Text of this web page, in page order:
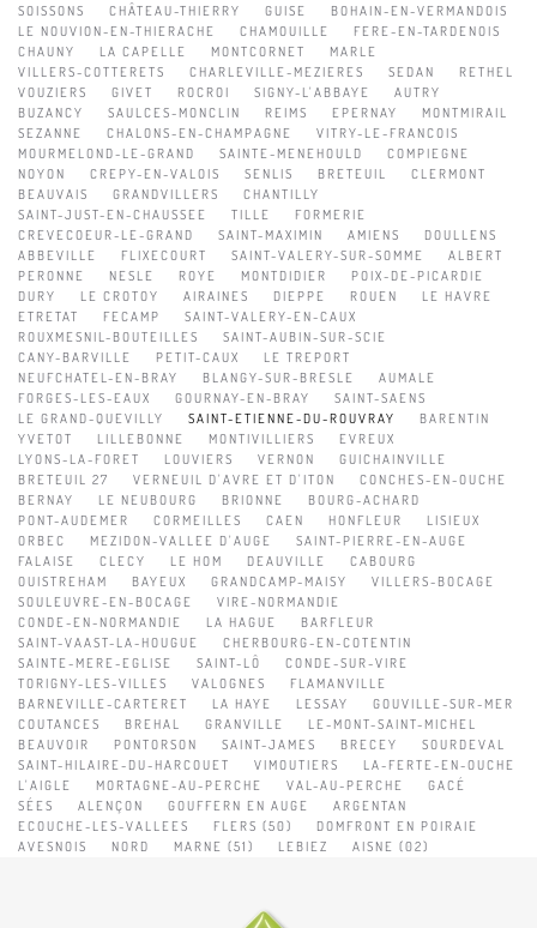
SOISSONS
CHÂTEAU-THIERRY GUISE
BOHAIN-EN-VERMANDOIS
LE NOUVION-EN-THIERACHE
CHAMOUILLE
FERE-EN-TARDENOIS
CHAUNY
LA CAPELLE MONTCORNET
MARLE
VILLERS-COTTERETS
CHARLEVILLE-MEZIERES SEDAN
RETHEL
VOUZIERS
GIVET ROCROI SIGNY-L'ABBAYE
AUTRY
BUZANCY
SAULCES-MONCLIN REIMS EPERNAY
MONTMIRAIL
SEZANNE
CHALONS-EN-CHAMPAGNE
VITRY-LE-FRANCOIS
MOURMELOND-LE-GRAND
SAINTE-MENEHOULD
COMPIEGNE
NOYON
CREPY-EN-VALOIS SENLIS BRETEUIL
CLERMONT
BEAUVAIS
GRANDVILLERS
CHANTILLY
SAINT-JUST-EN-CHAUSSEE
TILLE
FORMERIE
CREVECOEUR-LE-GRAND
SAINT-MAXIMIN AMIENS
DOULLENS
ABBEVILLE
FLIXECOURT SAINT-VALERY-SUR-SOMME
ALBERT
PERONNE
NESLE ROYE MONTDIDIER
POIX-DE-PICARDIE
DURY
LE CROTOY AIRAINES DIEPPE ROUEN
LE HAVRE
ETRETAT
FECAMP
SAINT-VALERY-EN-CAUX
ROUXMESNIL-BOUTEILLES
SAINT-AUBIN-SUR-SCIE
CANY-BARVILLE
PETIT-CAUX
LE TREPORT
NEUFCHATEL-EN-BRAY
BLANGY-SUR-BRESLE
AUMALE
FORGES-LES-EAUX
GOURNAY-EN-BRAY
SAINT-SAENS
LE GRAND-QUEVILLY
SAINT-ETIENNE-DU-ROUVRAY
BARENTIN
YVETOT
LILLEBONNE MONTIVILLIERS
EVREUX
LYONS-LA-FORET
LOUVIERS VERNON
GUICHAINVILLE
BRETEUIL 27
VERNEUIL D'AVRE ET D'ITON
CONCHES-EN-OUCHE
BERNAY
LE NEUBOURG BRIONNE
BOURG-ACHARD
PONT-AUDEMER
CORMEILLES CAEN HONFLEUR
LISIEUX
ORBEC
MEZIDON-VALLEE D'AUGE
SAINT-PIERRE-EN-AUGE
FALAISE
CLECY LE HOM DEAUVILLE
CABOURG
OUISTREHAM
BAYEUX GRANDCAMP-MAISY
VILLERS-BOCAGE
SOULEUVRE-EN-BOCAGE
VIRE-NORMANDIE
CONDE-EN-NORMANDIE
LA HAGUE
BARFLEUR
SAINT-VAAST-LA-HOUGUE
CHERBOURG-EN-COTENTIN
SAINTE-MERE-EGLISE
SAINT-LÔ
CONDE-SUR-VIRE
TORIGNY-LES-VILLES
VALOGNES
FLAMANVILLE
BARNEVILLE-CARTERET
LA HAYE LESSAY
GOUVILLE-SUR-MER
COUTANCES
BREHAL GRANVILLE
LE-MONT-SAINT-MICHEL
BEAUVOIR
PONTORSON SAINT-JAMES BRECEY
SOURDEVAL
SAINT-HILAIRE-DU-HARCOUET
VIMOUTIERS
LA-FERTE-EN-OUCHE
L'AIGLE
MORTAGNE-AU-PERCHE VAL-AU-PERCHE
GACÉ
SÉES
ALENÇON GOUFFERN EN AUGE
ARGENTAN
ECOUCHE-LES-VALLEES
FLERS (50)
DOMFRONT EN POIRAIE
AVESNOIS
NORD MARNE (51) LEBIEZ AISNE (02)